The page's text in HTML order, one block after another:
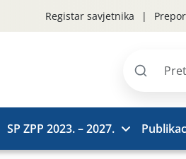
Registar savjetnika
Pretraži
SP ZPP 2023. – 2027.